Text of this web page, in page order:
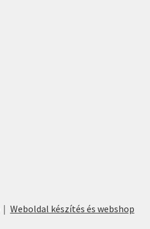
Weboldal készítés és webshop